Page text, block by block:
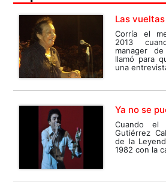
Las
Corría el
2013
manager
llamó para
una
Ya no se
Cuando el
Gutiérrez
de la
1982 con la